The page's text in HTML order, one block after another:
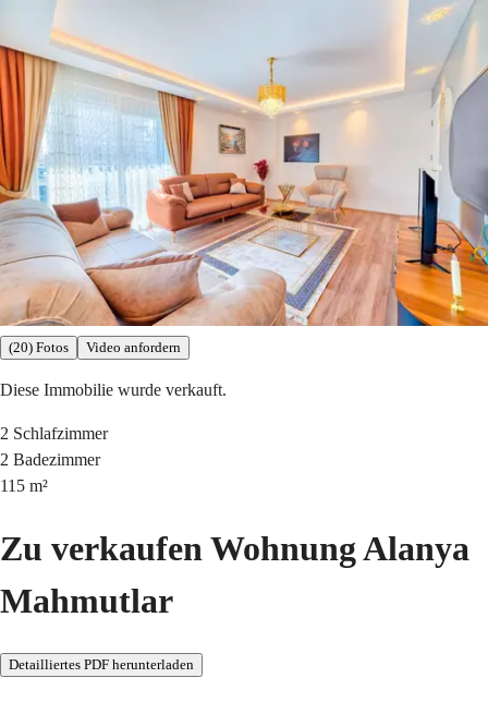
(20) Fotos Video anfordern
Diese Immobilie wurde verkauft.
2 Schlafzimmer
2 Badezimmer
115 m²
Zu verkaufen Wohnung Alanya
Mahmutlar
Detailliertes PDF herunterladen